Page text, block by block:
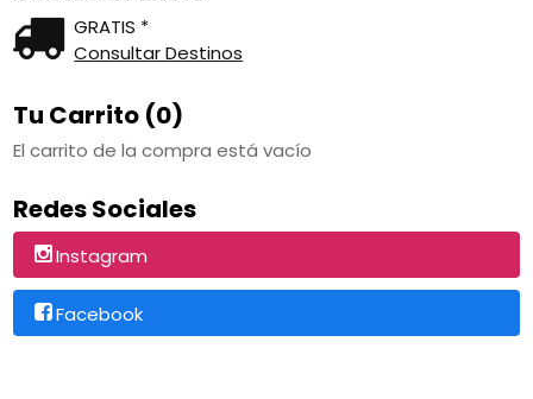
GRATIS *
Consultar Destinos
Tu Carrito (0)
El carrito de la compra está vacío
Redes Sociales
Instagram
Facebook